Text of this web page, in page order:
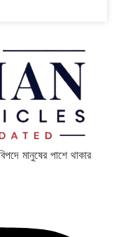
মানুষের পাশে থাকার